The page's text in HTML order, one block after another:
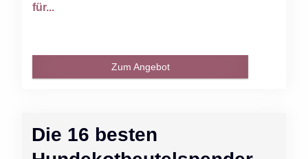
Die 16 besten
für...
Zum Angebot